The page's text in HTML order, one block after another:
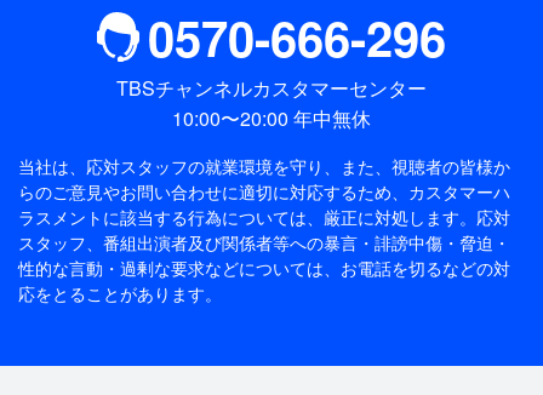
0570-666-296
TBSチャンネルカスタマーセンター
10:00〜20:00 年中無休
当社は、応対スタッフの就業環境を守り、また、視聴者の皆様か
らのご意見やお問い合わせに適切に対応するため、 カスタマーハ
ラスメントに該当する行為については、厳正に対処します。応対
スタッフ、番組出演者及び関係者等への暴言・誹謗中傷・脅迫・
性的な言動・過剰な要求などについては、お電話を切るなどの対
応をとることがあります。